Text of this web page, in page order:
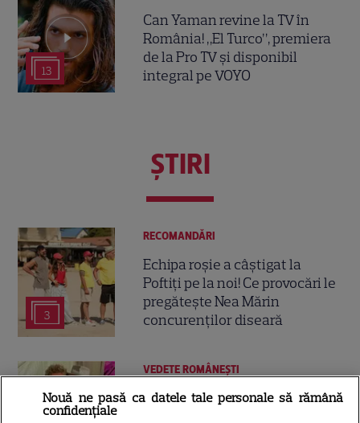
13
Can Yaman revine la TV în
România! „El Turco”, premiera
de la Pro TV și disponibil
integral pe VOYO
ŞTIRI
3
RECOMANDĂRI
Echipa roșie a câștigat la
Poftiți pe la noi! Ce provocări le
pregătește Nea Mărin
concurenților diseară
VEDETE ROMÂNEŞTI
Smiley, aniversare de neuitat
Nouă ne pasă ca datele tale personale să rămână
confidențiale